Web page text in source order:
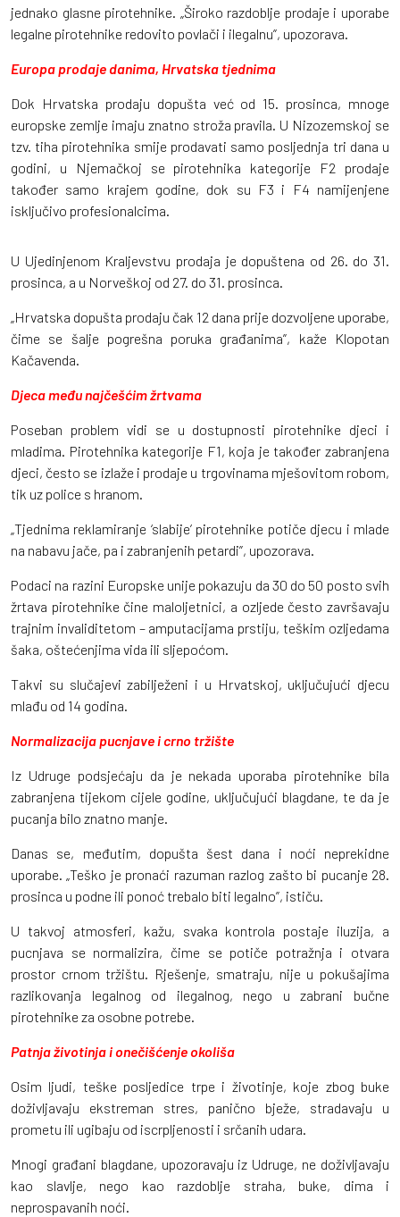
jednako glasne pirotehnike. „Široko razdoblje prodaje i uporabe
legalne pirotehnike redovito povlači i ilegalnu”, upozorava.
Europa prodaje danima, Hrvatska tjednima
Dok Hrvatska prodaju dopušta već od 15. prosinca, mnoge
europske zemlje imaju znatno stroža pravila. U Nizozemskoj se
tzv. tiha pirotehnika smije prodavati samo posljednja tri dana u
godini, u Njemačkoj se pirotehnika kategorije F2 prodaje
također samo krajem godine, dok su F3 i F4 namijenjene
isključivo profesionalcima.
U Ujedinjenom Kraljevstvu prodaja je dopuštena od 26. do 31.
prosinca, a u Norveškoj od 27. do 31. prosinca.
„Hrvatska dopušta prodaju čak 12 dana prije dozvoljene uporabe,
čime se šalje pogrešna poruka građanima”, kaže Klopotan
Kačavenda.
Djeca među najčešćim žrtvama
Poseban problem vidi se u dostupnosti pirotehnike djeci i
mladima. Pirotehnika kategorije F1, koja je također zabranjena
djeci, često se izlaže i prodaje u trgovinama mješovitom robom,
tik uz police s hranom.
„Tjednima reklamiranje ‘slabije’ pirotehnike potiče djecu i mlade
na nabavu jače, pa i zabranjenih petardi”, upozorava.
Podaci na razini Europske unije pokazuju da 30 do 50 posto svih
žrtava pirotehnike čine maloljetnici, a ozljede često završavaju
trajnim invaliditetom – amputacijama prstiju, teškim ozljedama
šaka, oštećenjima vida ili sljepoćom.
Takvi su slučajevi zabilježeni i u Hrvatskoj, uključujući djecu
mlađu od 14 godina.
Normalizacija pucnjave i crno tržište
Iz Udruge podsjećaju da je nekada uporaba pirotehnike bila
zabranjena tijekom cijele godine, uključujući blagdane, te da je
pucanja bilo znatno manje.
Danas se, međutim, dopušta šest dana i noći neprekidne
uporabe. „Teško je pronaći razuman razlog zašto bi pucanje 28.
prosinca u podne ili ponoć trebalo biti legalno”, ističu.
U takvoj atmosferi, kažu, svaka kontrola postaje iluzija, a
pucnjava se normalizira, čime se potiče potražnja i otvara
prostor crnom tržištu. Rješenje, smatraju, nije u pokušajima
razlikovanja legalnog od ilegalnog, nego u zabrani bučne
pirotehnike za osobne potrebe.
Patnja životinja i onečišćenje okoliša
Osim ljudi, teške posljedice trpe i životinje, koje zbog buke
doživljavaju ekstreman stres, panično bježe, stradavaju u
prometu ili ugibaju od iscrpljenosti i srčanih udara.
Mnogi građani blagdane, upozoravaju iz Udruge, ne doživljavaju
kao slavlje, nego kao razdoblje straha, buke, dima i
neprospavanih noći.